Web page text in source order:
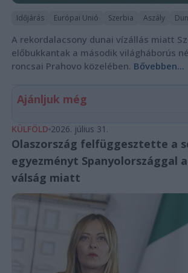
Időjárás Európai Unió Szerbia Aszály
A rekordalacsony dunai vízállás miatt
előbukkantak a második világháborús
roncsai Prahovo közelében. Bővebben...
Ajánljuk még
KÜLFÖLD 2026. július 31.
Olaszország felfüggesztette a
egyezményt Spanyolországgal
válság miatt